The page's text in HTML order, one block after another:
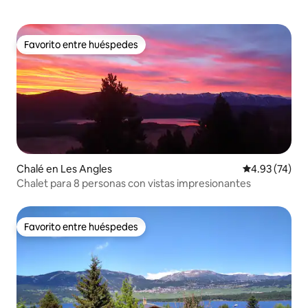
Favorito entre huéspedes
Favorito entre huéspedes
Chalé en Les Angles Calificación
4.93 (74)
Chalet para 8 personas con vistas impresionantes
Favorito entre huéspedes
Favorito entre huéspedes